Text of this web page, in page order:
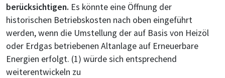
berücksichtigen. Es könnte eine Öffnung der
historischen Betriebskosten nach oben eingeführt
werden, wenn die Umstellung der auf Basis von Heizöl
oder Erdgas betriebenen Altanlage auf Erneuerbare
Energien erfolgt. (1) würde sich entsprechend
weiterentwickeln zu